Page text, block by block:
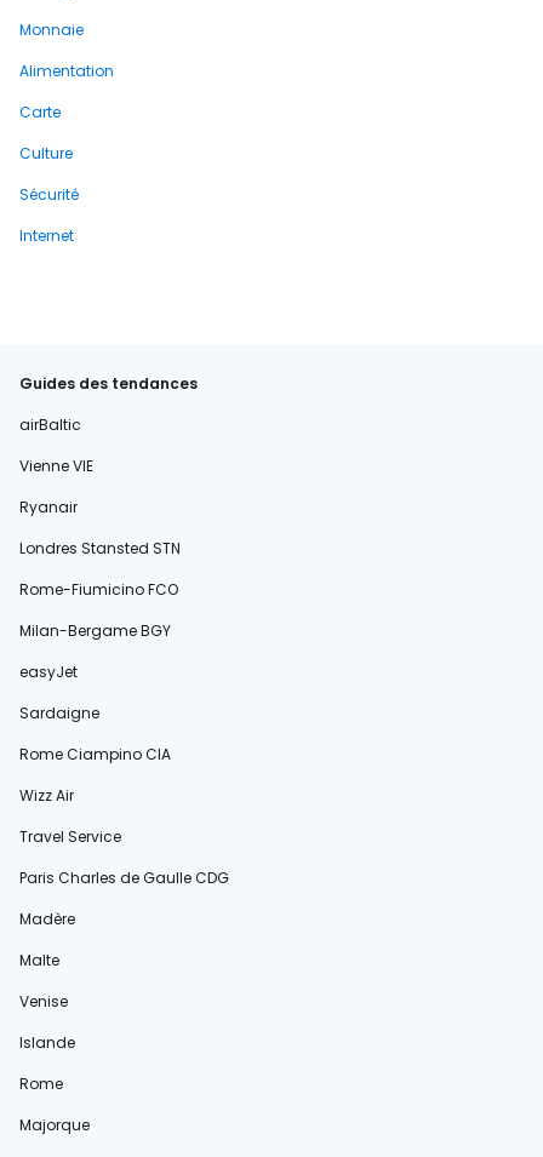
Monnaie
Alimentation
Carte
Culture
Sécurité
Internet
Guides des tendances
airBaltic
Vienne VIE
Ryanair
Londres Stansted STN
Rome-Fiumicino FCO
Milan-Bergame BGY
easyJet
Sardaigne
Rome Ciampino CIA
Wizz Air
Travel Service
Paris Charles de Gaulle CDG
Madère
Malte
Venise
Islande
Rome
Majorque